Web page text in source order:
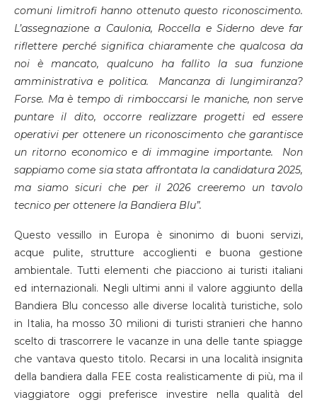
comuni limitrofi hanno ottenuto questo riconoscimento.
L’assegnazione a Caulonia, Roccella e Siderno deve far
riflettere perché significa chiaramente che qualcosa da
noi è mancato, qualcuno ha fallito la sua funzione
amministrativa e politica. Mancanza di lungimiranza?
Forse. Ma è tempo di rimboccarsi le maniche, non serve
puntare il dito, occorre realizzare progetti ed essere
operativi per ottenere un riconoscimento che garantisce
un ritorno economico e di immagine importante. Non
sappiamo come sia stata affrontata la candidatura 2025,
ma siamo sicuri che per il 2026 creeremo un tavolo
tecnico per ottenere la Bandiera Blu”.
Questo vessillo in Europa è sinonimo di buoni servizi,
acque pulite, strutture accoglienti e buona gestione
ambientale. Tutti elementi che piacciono ai turisti italiani
ed internazionali. Negli ultimi anni il valore aggiunto della
Bandiera Blu concesso alle diverse località turistiche, solo
in Italia, ha mosso 30 milioni di turisti stranieri che hanno
scelto di trascorrere le vacanze in una delle tante spiagge
che vantava questo titolo. Recarsi in una località insignita
della bandiera dalla FEE costa realisticamente di più, ma il
viaggiatore oggi preferisce investire nella qualità del